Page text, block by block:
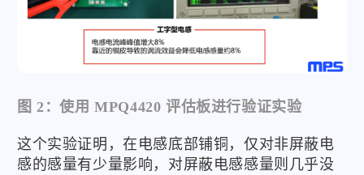
图 2：使用 MPQ4420 评估板进行验证实验
这个实验证明，在电感底部铺铜，仅对非屏蔽电
感的感量有少量影响，对屏蔽电感感量则几乎没